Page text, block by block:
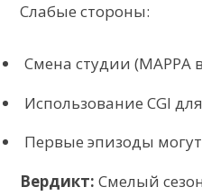
Слабые стороны:
Смена студии (MAPPA
Использование CGI
Первые эпизоды могут
Вердикт: Смелый